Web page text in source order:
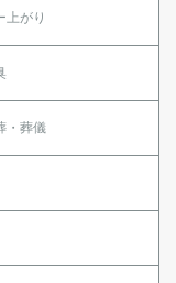
上がり
・葬儀